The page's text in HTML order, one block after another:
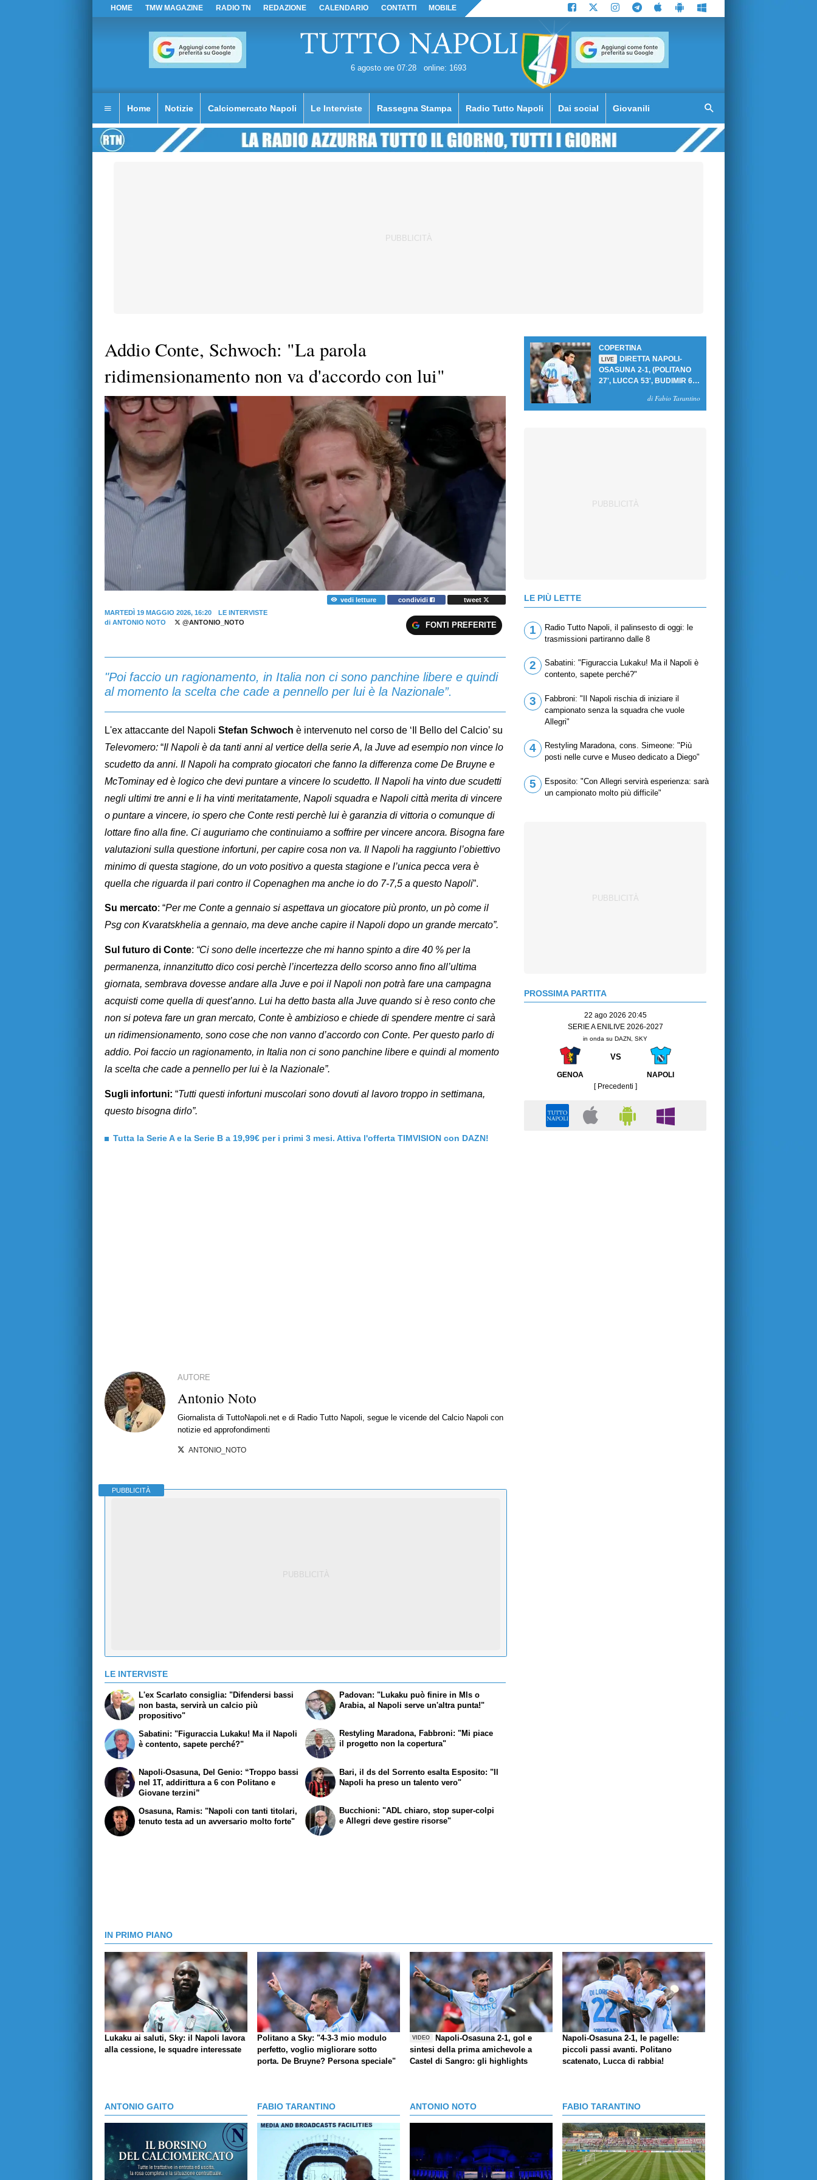
HOME TMW MAGAZINE RADIO TN REDAZIONE CALENDARIO CONTATTI MOBILE
6 agosto ore 07:28 online: 1693
Home Notizie Calciomercato Napoli Le Interviste Rassegna Stampa Radio Tutto Napoli Dai social Giovanili
Addio Conte, Schwoch: "La parola
ridimensionamento non va d'accordo con lui"
vedi letture condividi
tweet
MARTEDÌ 19 MAGGIO 2026, 16:20
LE INTERVISTE
di ANTONIO NOTO @ANTONIO_NOTO FONTI PREFERITE
"Poi faccio un ragionamento, in Italia non ci sono panchine libere e quindi
al momento la scelta che cade a pennello per lui è la Nazionale”.
L'ex attaccante del Napoli Stefan Schwoch è intervenuto nel corso de ‘Il Bello del Calcio’ su
Televomero: “Il Napoli è da tanti anni al vertice della serie A, la Juve ad esempio non vince lo
scudetto da anni. Il Napoli ha comprato giocatori che fanno la differenza come De Bruyne e
McTominay ed è logico che devi puntare a vincere lo scudetto. Il Napoli ha vinto due scudetti
negli ultimi tre anni e li ha vinti meritatamente, Napoli squadra e Napoli città merita di vincere
o puntare a vincere, io spero che Conte resti perchè lui è garanzia di vittoria o comunque di
lottare fino alla fine. Ci auguriamo che continuiamo a soffrire per vincere ancora. Bisogna fare
valutazioni sulla questione infortuni, per capire cosa non va. Il Napoli ha raggiunto l’obiettivo
minimo di questa stagione, do un voto positivo a questa stagione e l’unica pecca vera è
quella che riguarda il pari contro il Copenaghen ma anche io do 7-7,5 a questo Napoli”.
Su mercato: “Per me Conte a gennaio si aspettava un giocatore più pronto, un pò come il
Psg con Kvaratskhelia a gennaio, ma deve anche capire il Napoli dopo un grande mercato”.
Sul futuro di Conte: “Ci sono delle incertezze che mi hanno spinto a dire 40 % per la
permanenza, innanzitutto dico cosi perchè l’incertezza dello scorso anno fino all’ultima
giornata, sembrava dovesse andare alla Juve e poi il Napoli non potrà fare una campagna
acquisti come quella di quest’anno. Lui ha detto basta alla Juve quando si è reso conto che
non si poteva fare un gran mercato, Conte è ambizioso e chiede di spendere mentre ci sarà
un ridimensionamento, sono cose che non vanno d’accordo con Conte. Per questo parlo di
addio. Poi faccio un ragionamento, in Italia non ci sono panchine libere e quindi al momento
la scelta che cade a pennello per lui è la Nazionale”.
Sugli infortuni: “Tutti questi infortuni muscolari sono dovuti al lavoro troppo in settimana,
questo bisogna dirlo”.
Tutta la Serie A e la Serie B a 19,99€ per i primi 3 mesi. Attiva l'offerta TIMVISION con DAZN!
AUTORE
Antonio Noto
Giornalista di TuttoNapoli.net e di Radio Tutto Napoli, segue le vicende del Calcio Napoli con
notizie ed approfondimenti
ANTONIO_NOTO
PUBBLICITÀ
LE INTERVISTE
L'ex Scarlato consiglia: "Difendersi bassi
non basta, servirà un calcio più
propositivo"
Sabatini: "Figuraccia Lukaku! Ma il Napoli
è contento, sapete perché?"
Padovan: "Lukaku può finire in Mls o
Arabia, al Napoli serve un'altra punta!"
Restyling Maradona, Fabbroni: "Mi piace
il progetto non la copertura"
Napoli-Osasuna, Del Genio: “Troppo bassi
nel 1T, addirittura a 6 con Politano e
Giovane terzini”
Osasuna, Ramis: "Napoli con tanti titolari,
tenuto testa ad un avversario molto forte"
Bari, il ds del Sorrento esalta Esposito: "Il
Napoli ha preso un talento vero"
Bucchioni: "ADL chiaro, stop super-colpi
e Allegri deve gestire risorse"
COPERTINA
LIVE
DIRETTA NAPOLI-
OSASUNA 2-1, (POLITANO
27', LUCCA 53', BUDIMIR 69'
PER PRIMA VITTORIA AL
di Fabio Tarantino
LE PIÙ LETTE
1
Radio Tutto Napoli, il palinsesto di oggi: le
trasmissioni partiranno dalle 8
2
Sabatini: "Figuraccia Lukaku! Ma il Napoli è
contento, sapete perché?"
3
Fabbroni: "Il Napoli rischia di iniziare il
campionato senza la squadra che vuole
Allegri"
4
Restyling Maradona, cons. Simeone: "Più
posti nelle curve e Museo dedicato a Diego"
5
Esposito: "Con Allegri servirà esperienza: sarà
un campionato molto più difficile"
PROSSIMA PARTITA
22 ago 2026 20:45
SERIE A ENILIVE 2026-2027
in onda su DAZN, SKY
VS
GENOA
NAPOLI
[ Precedenti ]
IN PRIMO PIANO
Lukaku ai saluti, Sky: il Napoli lavora
alla cessione, le squadre interessate
Politano a Sky: "4-3-3 mio modulo
perfetto, voglio migliorare sotto
porta. De Bruyne? Persona speciale"
VIDEO
Napoli-Osasuna 2-1, gol e
sintesi della prima amichevole a
Castel di Sangro: gli highlights
Napoli-Osasuna 2-1, le pagelle:
piccoli passi avanti. Politano
scatenato, Lucca di rabbia!
ANTONIO GAITO FABIO TARANTINO ANTONIO NOTO FABIO TARANTINO